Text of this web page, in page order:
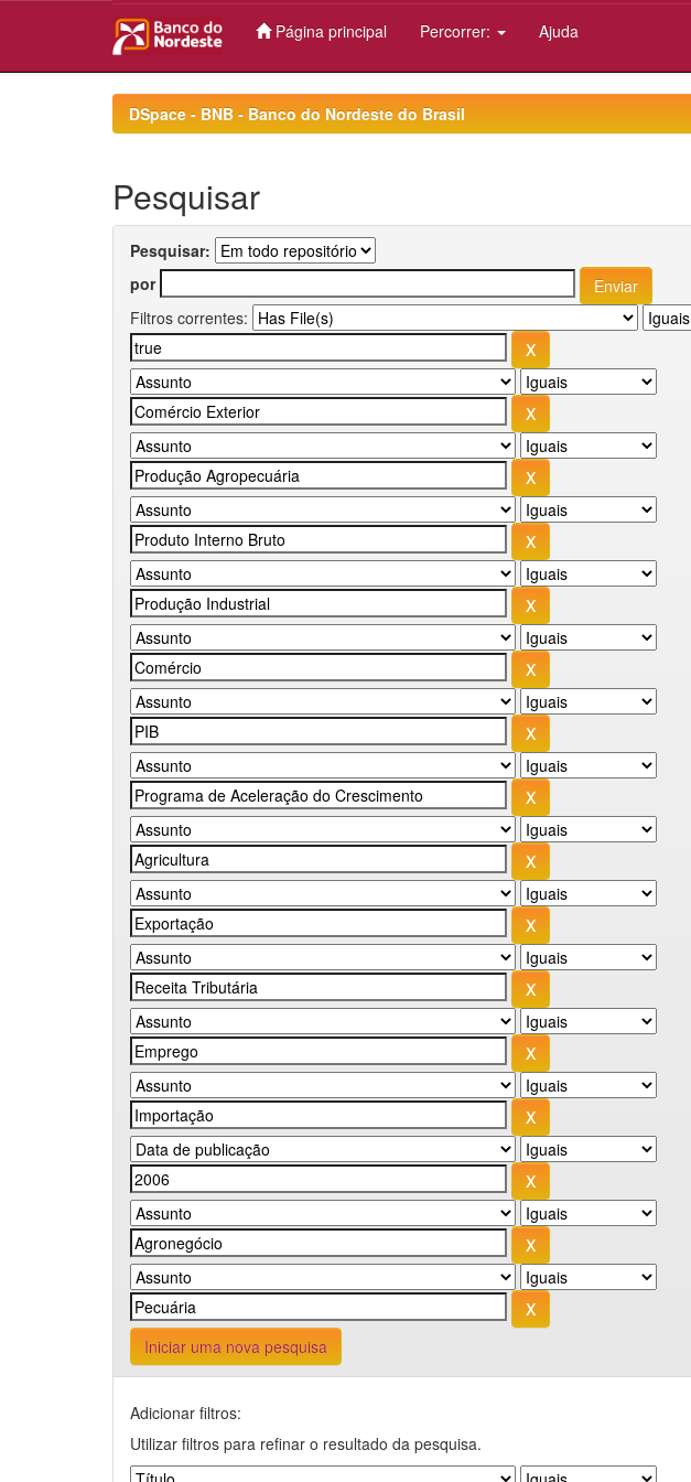
Página principal Percorrer: Ajuda
DSpace - BNB - Banco do Nordeste do Brasil
Pesquisar
Pesquisar:
por
Filtros correntes:
Iniciar uma nova pesquisa
Adicionar filtros:
Utilizar filtros para refinar o resultado da pesquisa.